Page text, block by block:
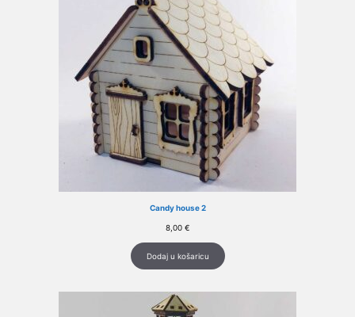
Candy house 2
8,00 €
Dodaj u košaricu